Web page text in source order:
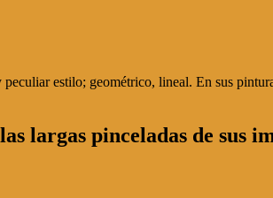
estilo; geométrico, lineal. En sus
largas pinceladas de sus